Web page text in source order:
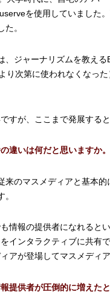
を使用していました
。
ジャーナリズムを教え
り次第に使われなくなっ
すが、ここまで発展する
いは何だと思いますか。
のマスメディアと基本
情報の提供者になれる
インタラクティブに共有
アが登場してマスメディ
供者が圧倒的に増えた